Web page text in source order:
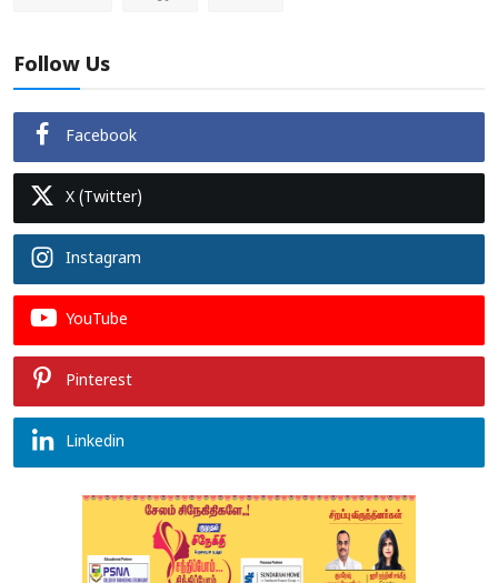
Follow Us
Facebook
X (Twitter)
Instagram
YouTube
Pinterest
Linkedin